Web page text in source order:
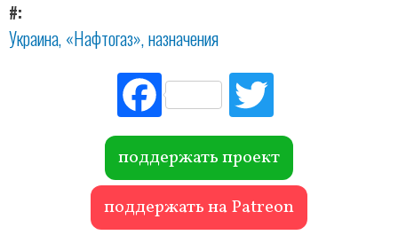
#
Украина «Нафтогаз» назначения
Fac
ebo
ok r
поддержать проект
поддержать на Patreon